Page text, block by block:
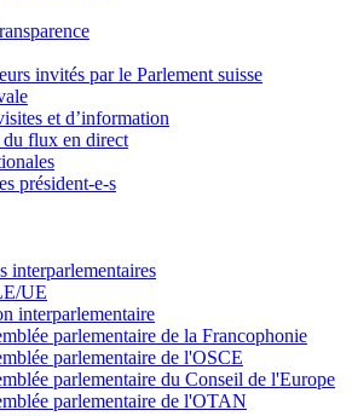
invités par le Parlement suisse
et d’information
flux en direct
président-e-s
interparlementaires
UE
interparlementaire
parlementaire de la Francophonie
parlementaire de l'OSCE
parlementaire du Conseil de l'Europe
parlementaire de l'OTAN